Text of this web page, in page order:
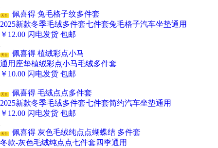
天台
佩喜得 兔毛格子纹多件套
2025新款冬季毛绒多件套七件套兔毛格子汽车坐垫通用
￥ 12.00 闪电发货 包邮
天台
佩喜得 植绒彩点小马
通用座垫植绒彩点小马毛绒多件套
￥ 10.00 闪电发货 包邮
天台
佩喜得 毛绒点点多件套
2025新款冬季毛绒多件套七件套简约汽车坐垫通用
￥ 12.00 闪电发货 包邮
天台
佩喜得 灰色毛绒纯点点蝴蝶结 多件套
冬款-灰色毛绒纯点点七件套四季通用